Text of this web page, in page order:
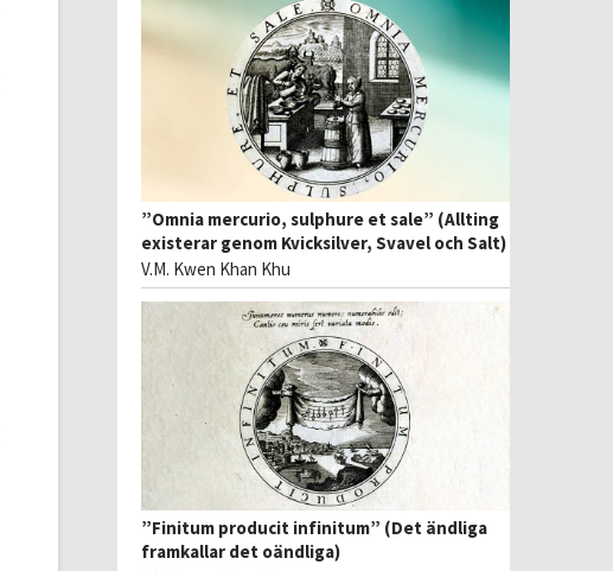
”Omnia mercurio, sulphure et sale” (Allting
existerar genom Kvicksilver, Svavel och Salt)
V.M. Kwen Khan Khu
”Finitum producit infinitum” (Det ändliga
framkallar det oändliga)